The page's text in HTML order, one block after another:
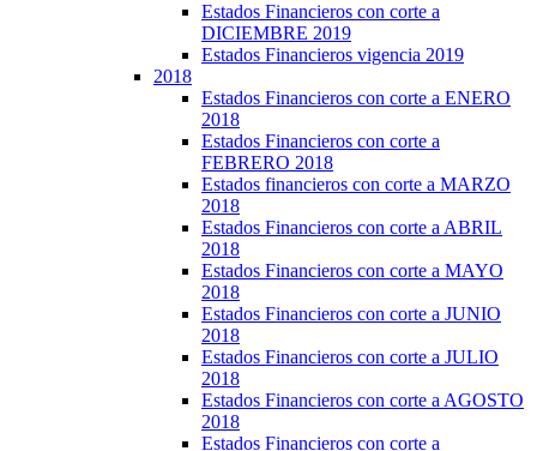
Estados Financieros con corte a
DICIEMBRE 2019
Estados Financieros vigencia 2019
2018
Estados Financieros con corte a ENERO
2018
Estados Financieros con corte a
FEBRERO 2018
Estados financieros con corte a MARZO
2018
Estados Financieros con corte a ABRIL
2018
Estados Financieros con corte a MAYO
2018
Estados Financieros con corte a JUNIO
2018
Estados Financieros con corte a JULIO
2018
Estados Financieros con corte a AGOSTO
2018
Estados Financieros con corte a